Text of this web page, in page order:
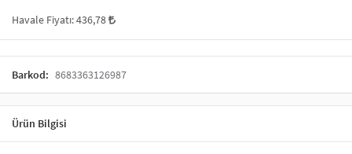
Havale Fiyatı:436,78
Barkod: 8683363126987
Ürün Bilgisi